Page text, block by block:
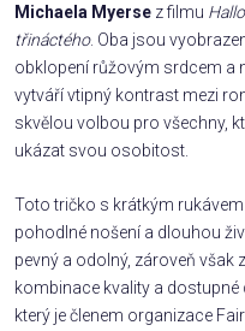
Michaela Myerse z filmu
třináctého. Oba jsou
obklopení růžovým srdcem a
vytváří vtipný kontrast mezi
skvělou volbou pro všechny,
ukázat svou osobitost.
Toto tričko s krátkým
pohodlné nošení a dlouhou
pevný a odolný, zároveň však
kombinace kvality a dostupné
který je členem organizace